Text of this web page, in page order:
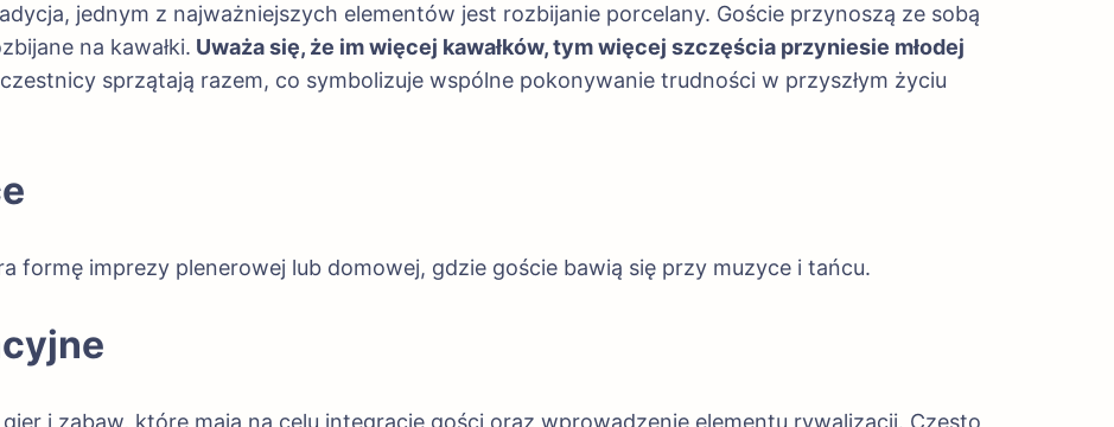
jednym z najważniejszych elementów jest rozbijanie porcelany. Goście przynoszą ze sobą
na kawałki. Uważa się, że im więcej kawałków, tym więcej szczęścia przyniesie młodej
sprzątają razem, co symbolizuje wspólne pokonywanie trudności w przyszłym życiu
formę imprezy plenerowej lub domowej, gdzie goście bawią się przy muzyce i tańcu.